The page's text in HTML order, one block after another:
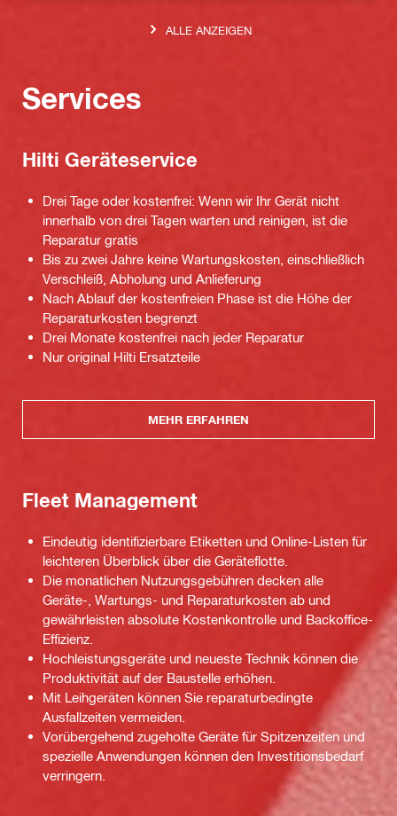
ALLE ANZEIGEN
Services
Hilti Geräteservice
Drei Tage oder kostenfrei: Wenn wir Ihr Gerät nicht
innerhalb von drei Tagen warten und reinigen, ist die
Reparatur gratis
Bis zu zwei Jahre keine Wartungskosten, einschließlich
Verschleiß, Abholung und Anlieferung
Nach Ablauf der kostenfreien Phase ist die Höhe der
Reparaturkosten begrenzt
Drei Monate kostenfrei nach jeder Reparatur
Nur original Hilti Ersatzteile
MEHR ERFAHREN
Fleet Management
Eindeutig identifizierbare Etiketten und Online-Listen für
leichteren Überblick über die Geräteflotte.
Die monatlichen Nutzungsgebühren decken alle
Geräte-, Wartungs- und Reparaturkosten ab und
gewährleisten absolute Kostenkontrolle und Backoffice-
Effizienz.
Hochleistungsgeräte und neueste Technik können die
Produktivität auf der Baustelle erhöhen.
Mit Leihgeräten können Sie reparaturbedingte
Ausfallzeiten vermeiden.
Vorübergehend zugeholte Geräte für Spitzenzeiten und
spezielle Anwendungen können den Investitionsbedarf
verringern.